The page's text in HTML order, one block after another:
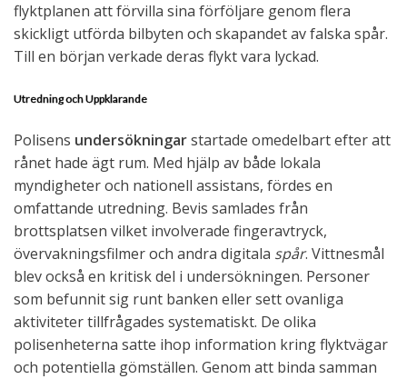
flyktplanen att förvilla sina förföljare genom flera
skickligt utförda bilbyten och skapandet av falska spår.
Till en början verkade deras flykt vara lyckad.
Utredning och Uppklarande
Polisens undersökningarstartade omedelbart efter att
rånet hade ägt rum. Med hjälp av både lokala
myndigheter och nationell assistans, fördes en
omfattande utredning. Bevis samlades från
brottsplatsen vilket involverade fingeravtryck,
övervakningsfilmer och andra digitala spår. Vittnesmål
blev också en kritisk del i undersökningen. Personer
som befunnit sig runt banken eller sett ovanliga
aktiviteter tillfrågades systematiskt. De olika
polisenheterna satte ihop information kring flyktvägar
och potentiella gömställen. Genom att binda samman